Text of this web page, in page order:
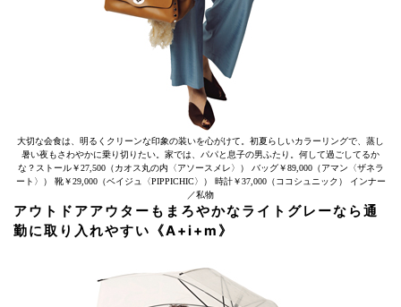
大切な会食は、明るくクリーンな印象の装いを心がけて。初夏らしいカラーリングで、蒸し
暑い夜もさわやかに乗り切りたい。家では、パパと息子の男ふたり。何して過ごしてるか
な？ストール￥27,500（カオス丸の内〈アソースメレ〉） バッグ￥89,000（アマン〈ザネラ
ート〉） 靴￥29,000（ベイジュ〈PIPPICHIC〉） 時計￥37,000（ココシュニック） インナー
／私物
アウトドアアウターもまろやかなライトグレーなら通
勤に取り入れやすい《A+i+m》